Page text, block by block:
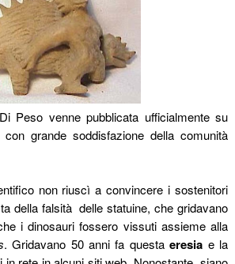
Peso venne pubblicata ufficialmente su
con grande soddisfazione della comunità
non riuscì a convincere i sostenitori
della falsità delle statuine, che gridavano
i dinosauri fossero vissuti assieme alla
. Gridavano 50 anni fa questaeresia e la